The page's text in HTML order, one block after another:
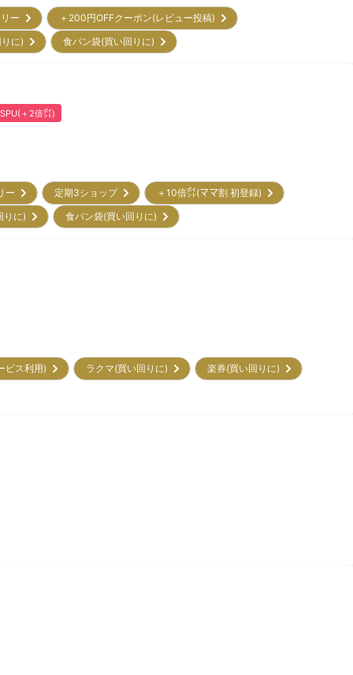
リー
＋200円OFFクーポン(レビュー投稿)
りに) 食パン袋(買い回りに)
SPU(＋2倍㌽)
ー 定期3ショップ
＋10倍㌽(ママ割 初登録)
りに) 食パン袋(買い回りに)
ビス利用) ラクマ(買い回りに)
楽券(買い回りに)